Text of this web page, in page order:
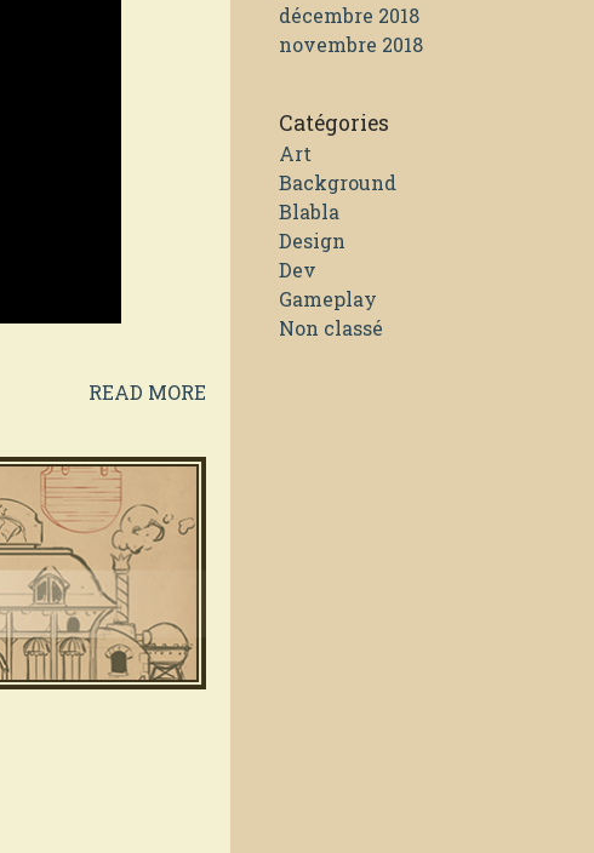
READ MORE
décembre 2018
novembre 2018
Catégories
Art
Background
Blabla
Design
Dev
Gameplay
Non classé